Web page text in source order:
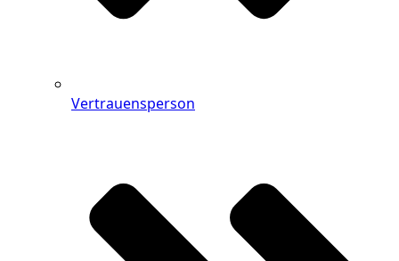
Vertrauensperson